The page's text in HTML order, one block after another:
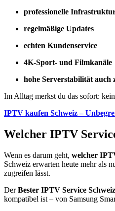
professionelle
regelmäßige Updates
echten Kundenservice
4K-Sport- und Filmkanäle
hohe Serverstabilität auch
Im Alltag merkst du das sofort:
IPTV kaufen Schweiz –
Welcher IPTV
Wenn es darum geht, welcher
Schweiz erwarten heute mehr als
zugreifen lässt.
DerBester IPTV Service
kompatibel ist – von Samsung